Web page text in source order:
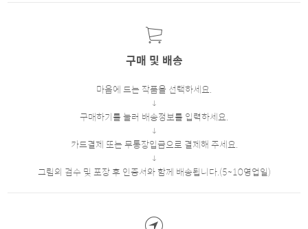
구매 및 배송
마음에 드는 작품을 선택하세요.
구매하기를 눌러 배송정보를 입력하세요.
카드결제 또는 무통장입금으로 결제해 주세요.
그림의 검수 및 포장 후 인증서와 함께 배송됩니다.(5~10영업일)